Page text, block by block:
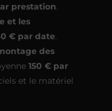
prestation.
et les
€ par date.
des
150 € par
et le matériel